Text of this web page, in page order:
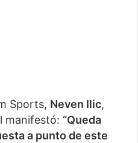
Sports, Neven Ilic,
manifestó: “Queda
a punto de este